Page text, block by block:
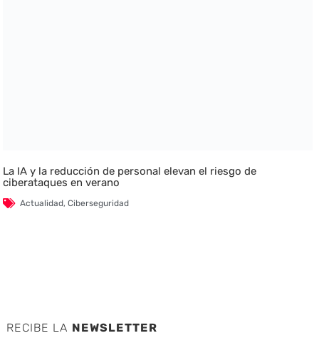
La IA y la reducción de personal elevan el riesgo de
ciberataques en verano
Actualidad,Ciberseguridad
RECIBE LA NEWSLETTER